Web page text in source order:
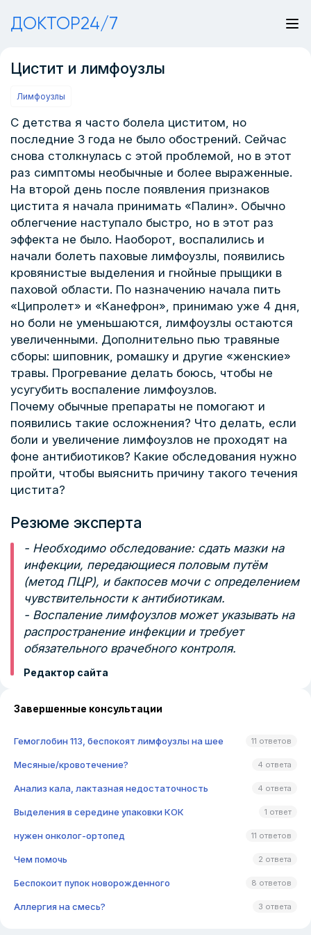
ДОКТОР24/7
Цистит и лимфоузлы
Лимфоузлы
С детства я часто болела циститом, но
последние 3 года не было обострений. Сейчас
снова столкнулась с этой проблемой, но в этот
раз симптомы необычные и более выраженные.
На второй день после появления признаков
цистита я начала принимать «Палин». Обычно
облегчение наступало быстро, но в этот раз
эффекта не было. Наоборот, воспалились и
начали болеть паховые лимфоузлы, появились
кровянистые выделения и гнойные прыщики в
паховой области. По назначению начала пить
«Ципролет» и «Канефрон», принимаю уже 4 дня,
но боли не уменьшаются, лимфоузлы остаются
увеличенными. Дополнительно пью травяные
сборы: шиповник, ромашку и другие «женские»
травы. Прогревание делать боюсь, чтобы не
усугубить воспаление лимфоузлов.
Почему обычные препараты не помогают и
появились такие осложнения? Что делать, если
боли и увеличение лимфоузлов не проходят на
фоне антибиотиков? Какие обследования нужно
пройти, чтобы выяснить причину такого течения
цистита?
Резюме эксперта
- Необходимо обследование: сдать мазки на
инфекции, передающиеся половым путём
(метод ПЦР), и бакпосев мочи с определением
чувствительности к антибиотикам.
- Воспаление лимфоузлов может указывать на
распространение инфекции и требует
обязательного врачебного контроля.
Редактор сайта
Завершенные консультации
Гемоглобин 113, беспокоят лимфоузлы на шее 11 ответов
Месяные/кровотечение? 4 ответа
Анализ кала, лактазная недостаточность 4 ответа
Выделения в середине упаковки КОК 1 ответ
нужен онколог-ортопед 11 ответов
Чем помочь 2 ответа
Беспокоит пупок новорожденного 8 ответов
Аллергия на смесь? 3 ответа